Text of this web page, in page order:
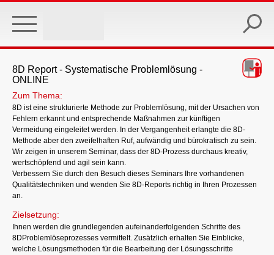
main
8D Report - Systematische Problemlösung -
ONLINE
Zum Thema:
8D ist eine strukturierte Methode zur Problemlösung, mit der Ursachen von
Fehlern erkannt und entsprechende Maßnahmen zur künftigen
Vermeidung eingeleitet werden. In der Vergangenheit erlangte die 8D-
Methode aber den zweifelhaften Ruf, aufwändig und bürokratisch zu sein.
Wir zeigen in unserem Seminar, dass der 8D-Prozess durchaus kreativ,
wertschöpfend und agil sein kann.
Verbessern Sie durch den Besuch dieses Seminars Ihre vorhandenen
Qualitätstechniken und wenden Sie 8D-Reports richtig in Ihren Prozessen
an.
Zielsetzung:
Ihnen werden die grundlegenden aufeinanderfolgenden Schritte des
8DProblemlöseprozesses vermittelt. Zusätzlich erhalten Sie Einblicke,
welche Lösungsmethoden für die Bearbeitung der Lösungsschritte